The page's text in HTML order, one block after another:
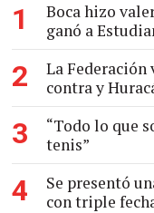
1
Boca hizo
ganó a
2
La
contra y
3
“Todo lo que
tenis”
4
Se presentó
con triple